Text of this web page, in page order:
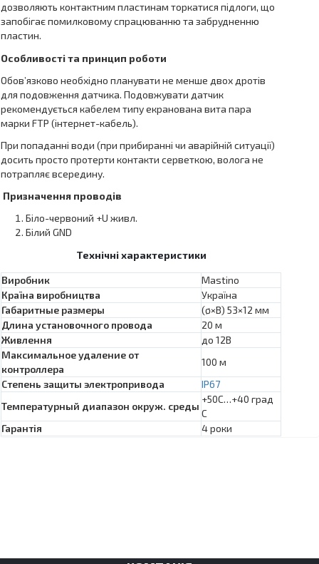
дозволяють контактним пластинам торкатися підлоги, що
запобігає помилковому спрацюванню та забрудненню
пластин.
Особливості та принцип роботи
Обов’язково необхідно планувати не менше двох дротів
для подовження датчика. Подовжувати датчик
рекомендується кабелем типу екранована вита пара
марки FTP (інтернет-кабель).
При попаданні води (при прибиранні чи аварійній ситуації)
досить просто протерти контакти серветкою, волога не
потрапляє всередину.
Призначення проводів
Біло-червоний +U живл.
Білий GND
Технічні характеристики
Виробник
Mastino
Країна виробництва
Україна
Габаритные размеры
(ø×В) 53×12 мм
Длина установочного провода
20 м
Живлення
до 12В
Максимальное удаление от
контроллера
100 м
Степень защиты электропривода
IP67
Температурный диапазон окруж. среды
+50С…+40 град
С
Гарантія
4 роки